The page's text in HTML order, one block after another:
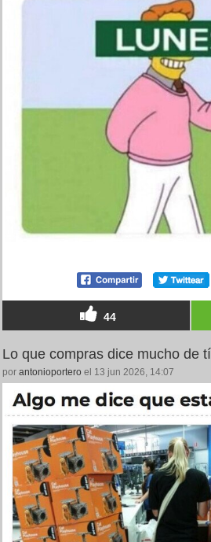
44
Lo que compras dice mucho de tí
por antonioportero el 13 jun 2026, 14:07